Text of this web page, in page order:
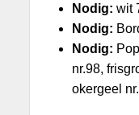
Nodig: wit
Nodig:
Nodig:
nr.98,
okergeel